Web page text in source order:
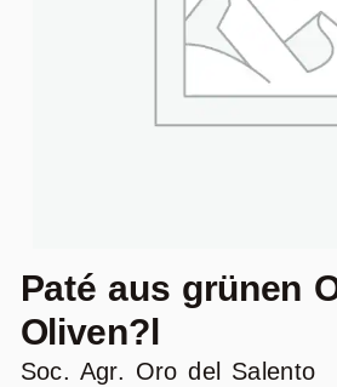
Paté aus grünen
Oliven?l
Soc. Agr. Oro del Salento